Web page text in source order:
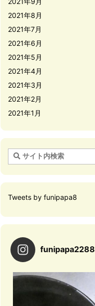
2021年8月
2021年7月
2021年6月
2021年5月
2021年4月
2021年3月
2021年2月
2021年1月
Tweets by funipapa8
funipapa2288